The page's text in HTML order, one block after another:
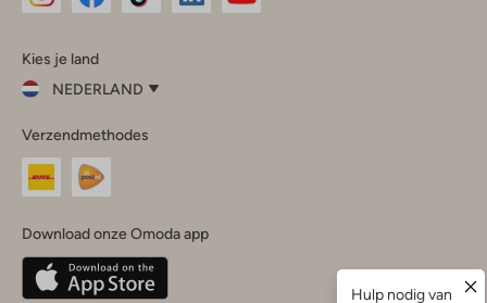
InstagramFacebook
Kies je land
NEDERLAND
je
land
Nederland
Belgique(Français)
Deutschland
Verzendmethodes
Download onze Omoda app